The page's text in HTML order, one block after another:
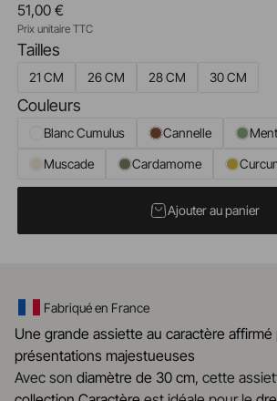
Tailles
21 CM 26 CM 28 CM 30 CM
Couleurs
Blanc Cumulus Cannelle
Muscade
Cardamome
51,00 €
Prix unitaire TTC
Ajouter au panier
Fabriqué en France
Une grande assiette au caractère affirmé
présentations majestueuses
Avec son diamètre de 30 cm, cette